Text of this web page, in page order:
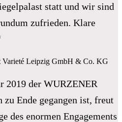
statt und wir sind
zufrieden. Klare
Varieté Leipzig GmbH & Co. KG
2019 der WURZENER
Ende gegangen ist, freut
des enormen Engagements